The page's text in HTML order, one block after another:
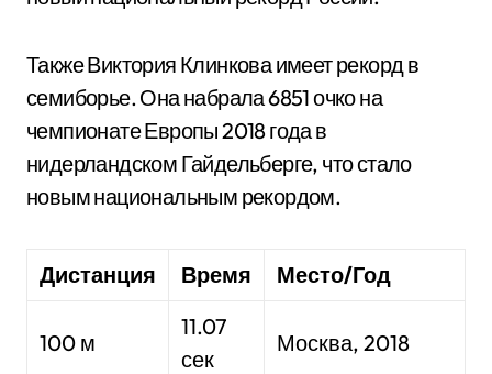
Также Виктория Клинкова имеет рекорд в
семиборье. Она набрала 6851 очко на
чемпионате Европы 2018 года в
нидерландском Гайдельберге, что стало
новым национальным рекордом.
Дистанция Время Место/Год
100 м
11.07
сек
Москва, 2018